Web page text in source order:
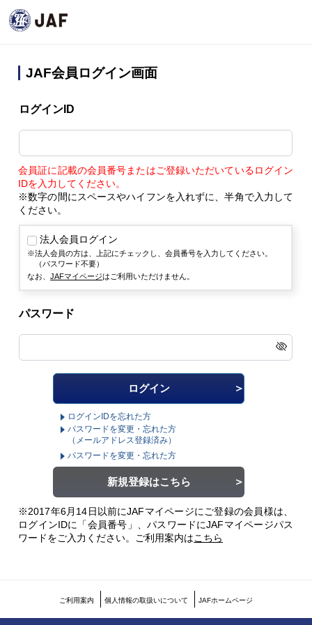
JAF会員ログイン画面
ログインID
会員証に記載の会員番号またはご登録いただいているログイン
IDを入力してください。
※数字の間にスペースやハイフンを入れずに、半角で入力して
ください。
法人会員ログイン
法人会員の方は、上記にチェックし、会員番号を入力してください。
（パスワード不要）
なお、JAFマイページはご利用いただけません。
パスワード
ログインIDを忘れた方
パスワードを変更・忘れた方
（メールアドレス登録済み）
パスワードを変更・忘れた方
新規登録はこちら
※2017年6月14日以前にJAFマイページにご登録の会員様は、
ログインIDに「会員番号」、パスワードにJAFマイページパス
ワードをご入力ください。 ご利用案内はこちら
ご利用案内 個人情報の取扱いについて JAFホームページ